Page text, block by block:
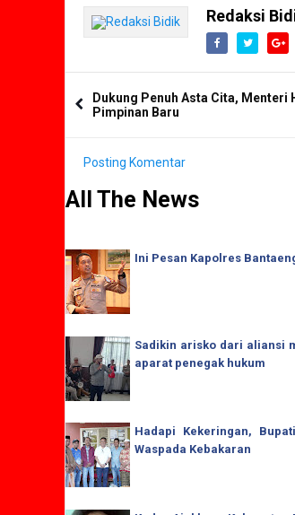
Redaksi
Dukung Penuh Asta Cita, Menteri
Pimpinan Baru
Posting Komentar
All The News
Ini Pesan Kapolres
Sadikin arisko dari aliansi
aparat penegak hukum
Hadapi Kekeringan,
Waspada Kebakaran